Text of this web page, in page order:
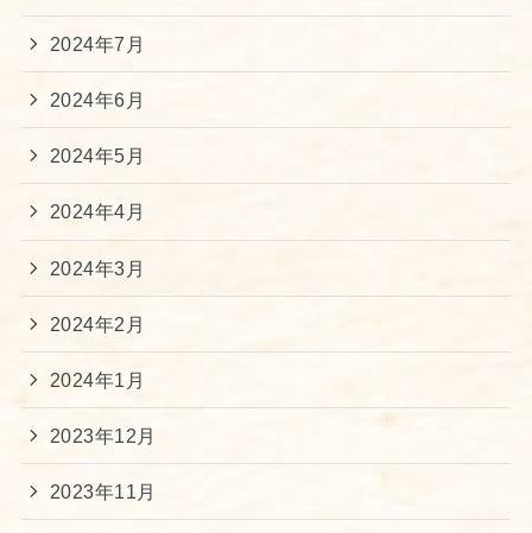
2024年7月
2024年6月
2024年5月
2024年4月
2024年3月
2024年2月
2024年1月
2023年12月
2023年11月